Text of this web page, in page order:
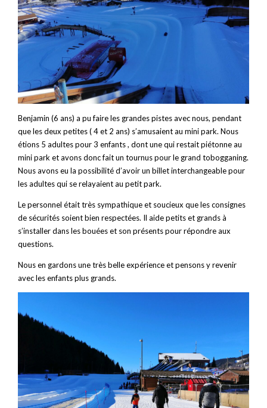
Benjamin (6 ans) a pu faire les grandes pistes avec nous, pendant
que les deux petites ( 4 et 2 ans) s’amusaient au mini park. Nous
étions 5 adultes pour 3 enfants , dont une qui restait piétonne au
mini park et avons donc fait un tournus pour le grand tobogganing.
Nous avons eu la possibilité d’avoir un billet interchangeable pour
les adultes qui se relayaient au petit park.
Le personnel était très sympathique et soucieux que les consignes
de sécurités soient bien respectées. Il aide petits et grands à
s’installer dans les bouées et son présents pour répondre aux
questions.
Nous en gardons une très belle expérience et pensons y revenir
avec les enfants plus grands.